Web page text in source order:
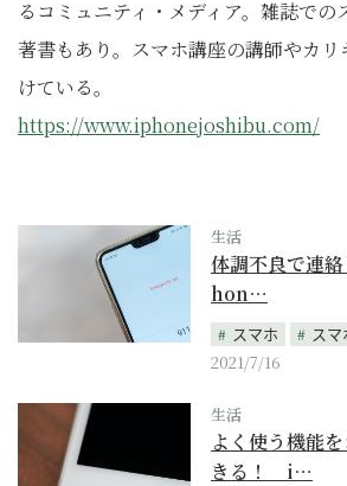
るコミュニティ・メディア。雑誌での
著書もあり。スマホ講座の講師やカ
けている。
https://www.iphonejoshibu.com/
生活
体調不良で連
hon…
スマホ
ス
2021/7/16
生活
よく使う機能
きる！ i…